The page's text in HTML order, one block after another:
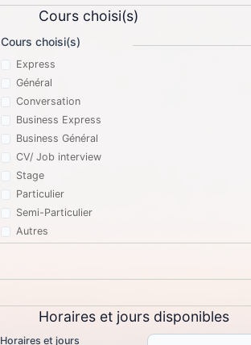
Cours choisi(s)
Cours choisi(s)
Express
Général
Conversation
Business Express
Business Général
CV/ Job interview
Stage
Particulier
Semi-Particulier
Autres
Horaires et jours disponibles
Horaires et jours